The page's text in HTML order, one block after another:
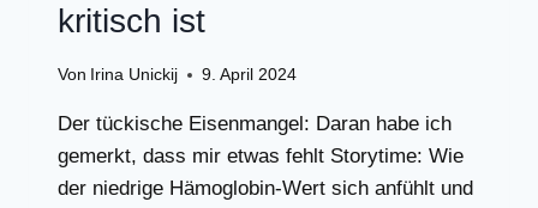
kritisch ist
Von Irina Unickij 9. April 2024
Der tückische Eisenmangel: Daran habe ich
gemerkt, dass mir etwas fehlt Storytime: Wie
der niedrige Hämoglobin-Wert sich anfühlt und